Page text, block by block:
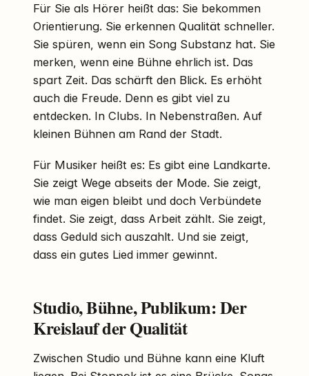
Für Sie als Hörer heißt das: Sie bekommen
Orientierung. Sie erkennen Qualität schneller.
Sie spüren, wenn ein Song Substanz hat. Sie
merken, wenn eine Bühne ehrlich ist. Das
spart Zeit. Das schärft den Blick. Es erhöht
auch die Freude. Denn es gibt viel zu
entdecken. In Clubs. In Nebenstraßen. Auf
kleinen Bühnen am Rand der Stadt.
Für Musiker heißt es: Es gibt eine Landkarte.
Sie zeigt Wege abseits der Mode. Sie zeigt,
wie man eigen bleibt und doch Verbündete
findet. Sie zeigt, dass Arbeit zählt. Sie zeigt,
dass Geduld sich auszahlt. Und sie zeigt,
dass ein gutes Lied immer gewinnt.
Studio, Bühne, Publikum: Der
Kreislauf der Qualität
Zwischen Studio und Bühne kann eine Kluft